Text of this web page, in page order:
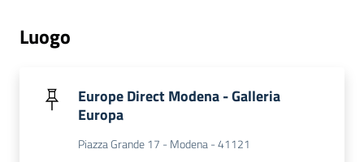
Luogo
Europe Direct Modena - Galleria
Europa
Piazza Grande 17 - Modena - 41121